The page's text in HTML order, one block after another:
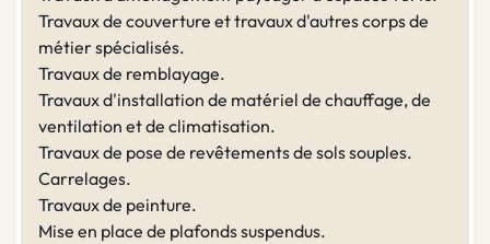
Travaux de couverture et travaux d'autres corps de
métier spécialisés.
Travaux de remblayage.
Travaux d'installation de matériel de chauffage, de
ventilation et de climatisation.
Travaux de pose de revêtements de sols souples.
Carrelages.
Travaux de peinture.
Mise en place de plafonds suspendus.